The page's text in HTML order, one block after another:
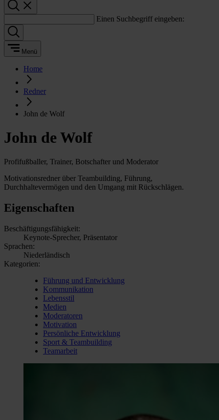
Einen Suchbegriff eingeben:
Menü
Home
Redner
John de Wolf
John de Wolf
Profifußballer, Trainer, Botschafter und Moderator
Motivationsredner über Teambuilding, Führung,
Durchhaltevermögen und den Umgang mit Rückschlägen.
Eigenschaften
Beschäftigungsfähigkeit:
Keynote-Sprecher, Präsentator
Sprachen:
Niederländisch
Kategorien:
Führung und Entwicklung
Kommunikation
Lebensstil
Medien
Moderatoren
Motivation
Persönliche Entwicklung
Sport & Teambuilding
Teamarbeit